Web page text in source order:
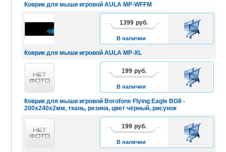
Коврик для мыши игровой AULA MP-WFFM
Коврик для мыши игровой AULA MP-XL
1399 руб.
В наличии
В
КОРЗИНУ
Коврик для мыши игровой Borofone Flying Eagle BG8 -
200х240х2мм, ткань, резина, цвет чёрный, рисунок
199 руб.
В наличии
В
КОРЗИНУ
199 руб.
В наличии
В
КОРЗИНУ